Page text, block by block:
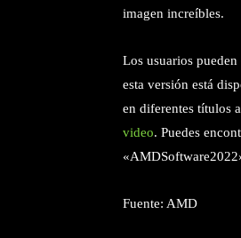
imagen increíbles.
Los usuarios
esta versión está
en diferentes títulos
video. Puedes
Fuente: AMD